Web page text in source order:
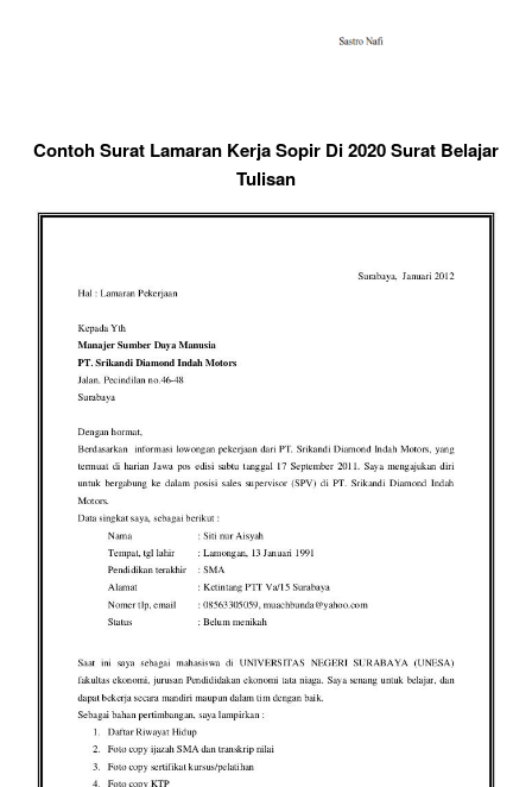
Contoh Surat Lamaran Kerja Sopir Di 2020 Surat Belajar
Tulisan